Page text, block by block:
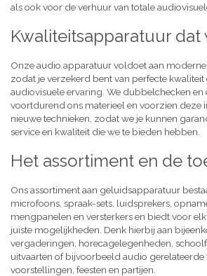
als ook voor de verhuur van totale
Kwaliteitsapparatuur dat
Onze audio apparatuur voldoet aan moderne
zodat je verzekerd bent van perfecte
audiovisuele ervaring. We dubbelchecken en
voortdurend ons materieel en voorzien deze
nieuwe technieken, zodat we je kunnen
service en kwaliteit die we te bieden hebben.
Het assortiment en de
Ons assortiment aan geluidsapparatuur
microfoons, spraak-sets, luidsprekers,
mengpanelen en versterkers en biedt voor
juiste mogelijkheden. Denk hierbij aan
vergaderingen, horecagelegenheden,
uitvaarten of bijvoorbeeld audio gerelateerde
voorstellingen, feesten en partijen.